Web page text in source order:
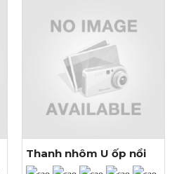
Thanh nhôm U ốp nổi